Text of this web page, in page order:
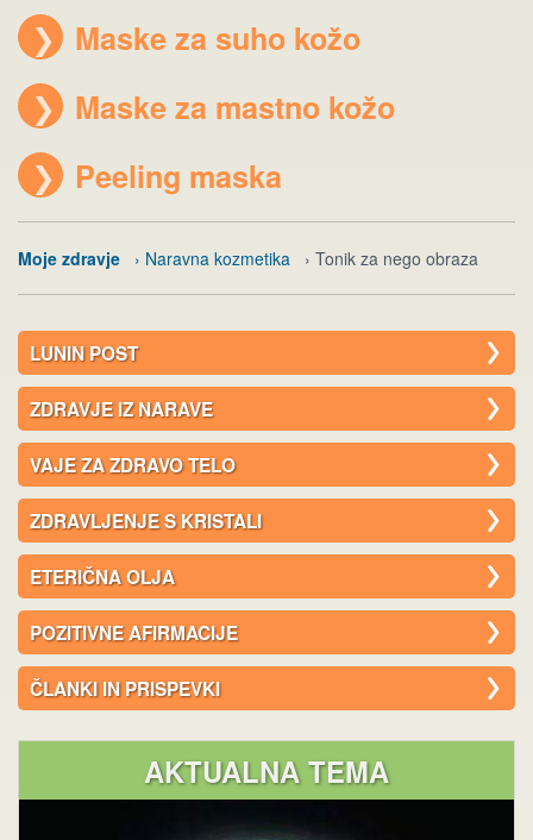
❯ Maske za suho kožo
❯ Maske za mastno kožo
❯ Peeling maska
Moje zdravje › Naravna kozmetika › Tonik za nego obraza
LUNIN POST
ZDRAVJE IZ NARAVE
VAJE ZA ZDRAVO TELO
ZDRAVLJENJE S KRISTALI
ETERIČNA OLJA
POZITIVNE AFIRMACIJE
ČLANKI IN PRISPEVKI
AKTUALNA TEMA